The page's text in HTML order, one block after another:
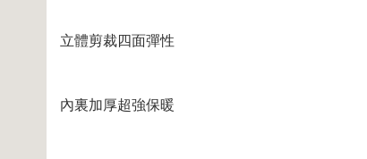
立體剪裁四面彈性
內裏加厚超強保暖